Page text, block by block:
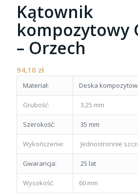
Kątownik
kompozytowy
– Orzech
94,10 zł
Materiał: Deska
Grubość: 3,25 mm
Szerokość: 35 mm
Wykończenie: Jednostronnie
Gwarancja: 25 lat
Wysokość: 60 mm